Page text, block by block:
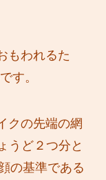
もわれるた
す。
クの先端の網
うど２つ分と
の基準である